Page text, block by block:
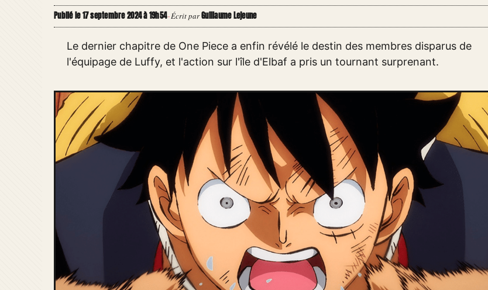
Publié le 17 septembre 2024 à 19h54·Écrit parGuillaume Lejeune
Le dernier chapitre de One Piece a enfin révélé le destin des membres disparus de
l'équipage de Luffy, et l'action sur l'île d'Elbaf a pris un tournant surprenant.